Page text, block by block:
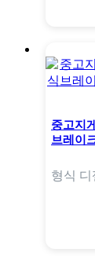
중고지
브레이
형식 디